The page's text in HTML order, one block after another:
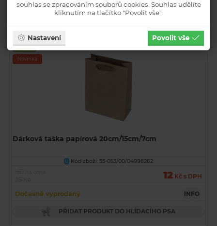
souhlas se zpracováním souborů cookies. Souhlas udělíte
kliknutím na tlačítko "Povolit vše".
Nastavení Povolit vše
PŘIDAT PRODUKT DO HLÍDACÍHO PSA
Akční
Novinka
Dárková taška papírová 20cm/15cm/7cm
U
Kód zboží: 55-053/00/04998262
12 Kč s DPH
Dočasně vyprodaný INFO
PŘIDAT PRODUKT DO HLÍDACÍHO PSA